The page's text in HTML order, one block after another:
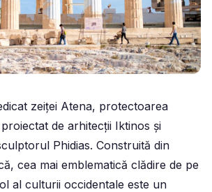
zeiței Atena, protectoarea
de arhitecții Iktinos și
Phidias. Construită din
cea mai emblematică clădire de pe
al culturii occidentale este un